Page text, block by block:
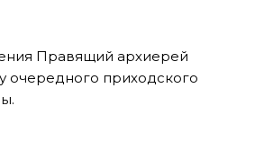
Правящий архиерей
очередного приходского